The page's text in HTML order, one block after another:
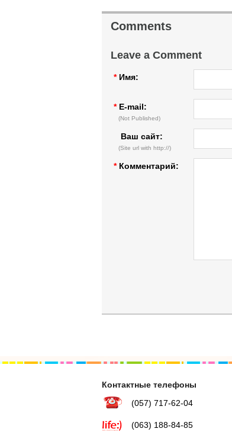
Comments
Leave a Comment
* Имя:
* E-mail:
(Not Published)
Ваш сайт:
(Site url with http://)
* Комментарий:
Контактные телефоны
(057) 717-62-04
(063) 188-84-85